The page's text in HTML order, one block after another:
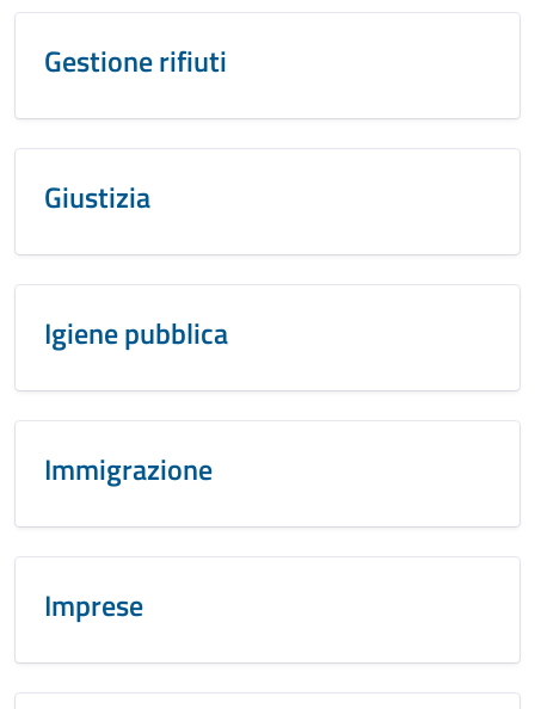
Gestione rifiuti
Giustizia
Igiene pubblica
Immigrazione
Imprese